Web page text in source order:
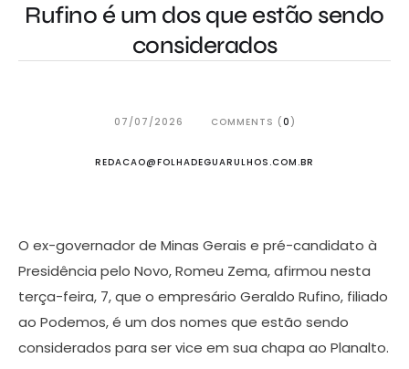
Rufino é um dos que estão sendo
considerados
07/07/2026 COMMENTS (0 )
REDACAO@FOLHADEGUARULHOS.COM.BR
O ex-governador de Minas Gerais e pré-candidato à
Presidência pelo Novo, Romeu Zema, afirmou nesta
terça-feira, 7, que o empresário Geraldo Rufino, filiado
ao Podemos, é um dos nomes que estão sendo
considerados para ser vice em sua chapa ao Planalto.